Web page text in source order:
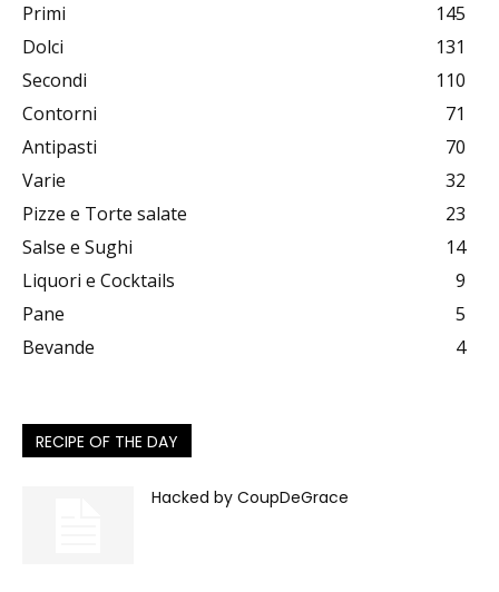
Primi
145
Dolci
131
Secondi
110
Contorni
71
Antipasti
70
Varie
32
Pizze e Torte salate
23
Salse e Sughi
14
Liquori e Cocktails
9
Pane
5
Bevande
4
RECIPE OF THE DAY
Hacked by CoupDeGrace